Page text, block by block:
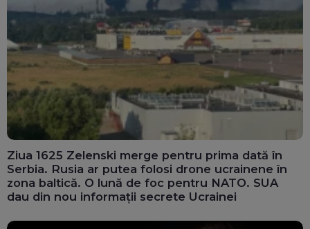
Ziua 1625 Zelenski merge pentru prima dată în
Serbia. Rusia ar putea folosi drone ucrainene în
zona baltică. O lună de foc pentru NATO. SUA
dau din nou informații secrete Ucrainei